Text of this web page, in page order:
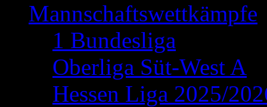
Mannschaftswettkämpfe
1 Bundesliga
Oberliga Süt-West A
Hessen Liga 2025/